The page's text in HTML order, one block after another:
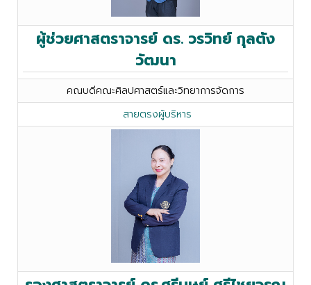
ผู้ช่วยศาสตราจารย์ ดร. วรวิทย์ กุลตัง
วัฒนา
คณบดีคณะศิลปศาสตร์และวิทยาการจัดการ
สายตรงผู้บริหาร